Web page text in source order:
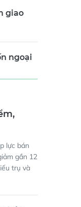
giao
ngoại
lực bán
gần 12
trụ và